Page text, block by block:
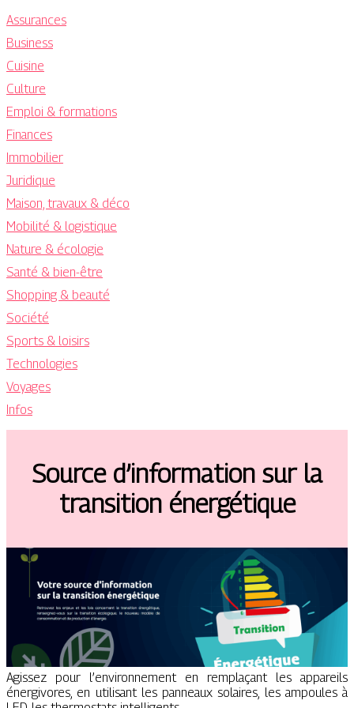
Assurances
Business
Cuisine
Culture
Emploi & formations
Finances
Immobilier
Juridique
Maison, travaux & déco
Mobilité & logistique
Nature & écologie
Santé & bien-être
Shopping & beauté
Société
Sports & loisirs
Technologies
Voyages
Infos
Source d’information sur la
transition énergétique
Agissez pour l’environnement en remplaçant les appareils
énergivores, en utilisant les panneaux solaires, les ampoules à